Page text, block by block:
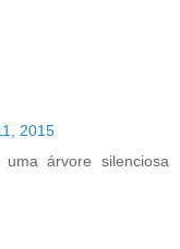
2015
árvore silenciosa